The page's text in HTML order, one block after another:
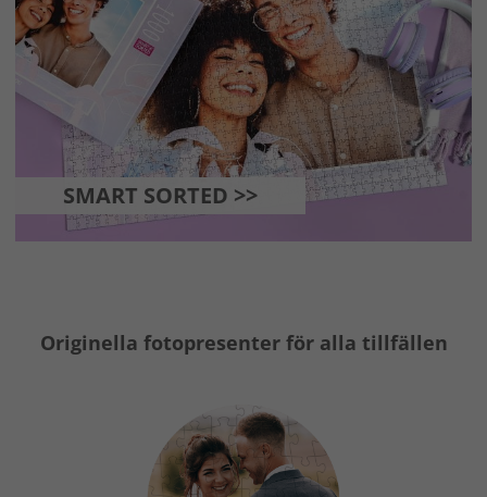
SMART SORTED >>
Originella fotopresenter för alla tillfällen